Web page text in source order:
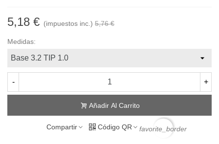
5,18 € (impuestos inc.) 5,76 €
Medidas:
- +
Añadir Al Carrito
Compartir Código QR favorite_border